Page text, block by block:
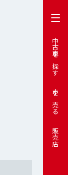
中古車を探す
車を売る
販売店